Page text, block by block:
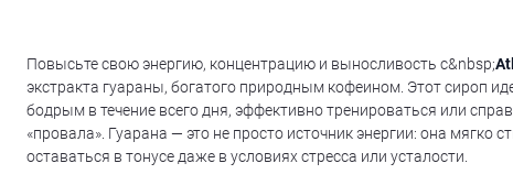
Повысьте свою энергию, концентрацию и выносливость с&nbsp;
экстракта гуараны, богатого природным кофеином. Этот сироп
бодрым в течение всего дня, эффективно тренироваться или
«провала». Гуарана — это не просто источник энергии: она
оставаться в тонусе даже в условиях стресса или усталости.